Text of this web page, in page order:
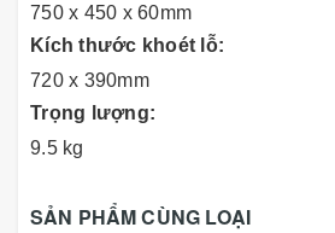
750 x 450 x 60mm
Kích thước khoét lỗ:
720 x 390mm
Trọng lượng:
9.5 kg
SẢN PHẨM CÙNG LOẠI